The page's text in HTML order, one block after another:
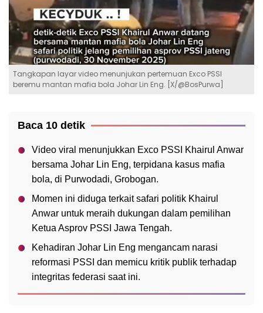
Tangkapan layar video menunjukan pertemuan Exco PSSI
beremu mantan mafia bola Johar Lin Eng. [X/@BosPurwa]
Baca 10 detik
Video viral menunjukkan Exco PSSI Khairul Anwar
bersama Johar Lin Eng, terpidana kasus mafia
bola, di Purwodadi, Grobogan.
Momen ini diduga terkait safari politik Khairul
Anwar untuk meraih dukungan dalam pemilihan
Ketua Asprov PSSI Jawa Tengah.
Kehadiran Johar Lin Eng mengancam narasi
reformasi PSSI dan memicu kritik publik terhadap
integritas federasi saat ini.